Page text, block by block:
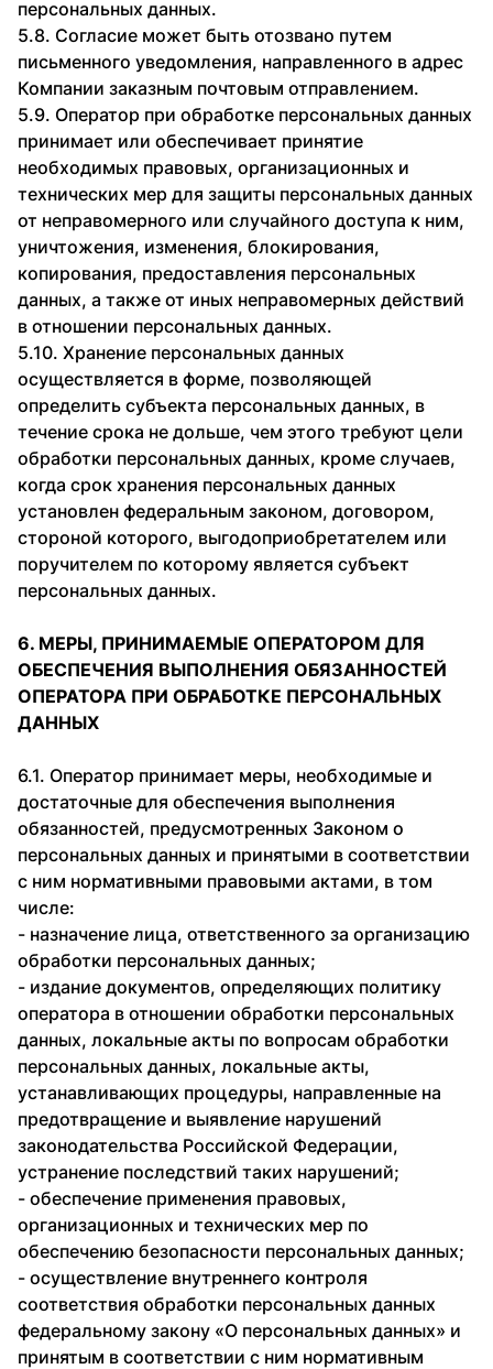
персональных данных.
5.8. Согласие может быть отозвано путем
письменного уведомления, направленного в адрес
Компании заказным почтовым отправлением.
5.9. Оператор при обработке персональных данных
принимает или обеспечивает принятие
необходимых правовых, организационных и
технических мер для защиты персональных данных
от неправомерного или случайного доступа к ним,
уничтожения, изменения, блокирования,
копирования, предоставления персональных
данных, а также от иных неправомерных действий
в отношении персональных данных.
5.10. Хранение персональных данных
осуществляется в форме, позволяющей
определить субъекта персональных данных, в
течение срока не дольше, чем этого требуют цели
обработки персональных данных, кроме случаев,
когда срок хранения персональных данных
установлен федеральным законом, договором,
стороной которого, выгодоприобретателем или
поручителем по которому является субъект
персональных данных.
6. МЕРЫ, ПРИНИМАЕМЫЕ ОПЕРАТОРОМ ДЛЯ
ОБЕСПЕЧЕНИЯ ВЫПОЛНЕНИЯ ОБЯЗАННОСТЕЙ
ОПЕРАТОРА ПРИ ОБРАБОТКЕ ПЕРСОНАЛЬНЫХ
ДАННЫХ
6.1. Оператор принимает меры, необходимые и
достаточные для обеспечения выполнения
обязанностей, предусмотренных Законом о
персональных данных и принятыми в соответствии
с ним нормативными правовыми актами, в том
числе:
- назначение лица, ответственного за организацию
обработки персональных данных;
- издание документов, определяющих политику
оператора в отношении обработки персональных
данных, локальные акты по вопросам обработки
персональных данных, локальные акты,
устанавливающих процедуры, направленные на
предотвращение и выявление нарушений
законодательства Российской Федерации,
устранение последствий таких нарушений;
- обеспечение применения правовых,
организационных и технических мер по
обеспечению безопасности персональных данных;
- осуществление внутреннего контроля
соответствия обработки персональных данных
федеральному закону «О персональных данных» и
принятым в соответствии с ним нормативным